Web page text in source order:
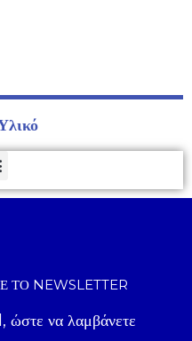
NEWSLETTER
να λαμβάνετε